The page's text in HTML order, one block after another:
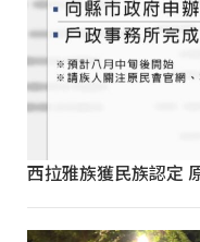
西拉雅族獲民族認定